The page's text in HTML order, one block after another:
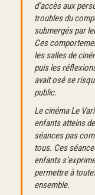
d’accès aux
troubles du
submergés par
Ces
les salles de
puis les
avait osé se
public.
Le cinéma Le
enfants atteins
séances pas
tous. Ces
enfants
permettre à
ensemble.